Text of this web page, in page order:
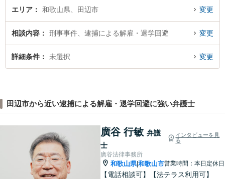
エリア 和歌山県、田辺市 変更
相談内容 刑事事件、逮捕による解雇・退学回避 変更
詳細条件 未選択 変更
田辺市から近い逮捕による解雇・退学回避に強い弁護士
廣谷 行敏 弁護
士
インタビューを見
る
廣谷法律事務所
和歌山県|和歌山市営業時間：本日定休日
【電話相談可】【法テラス利用可】